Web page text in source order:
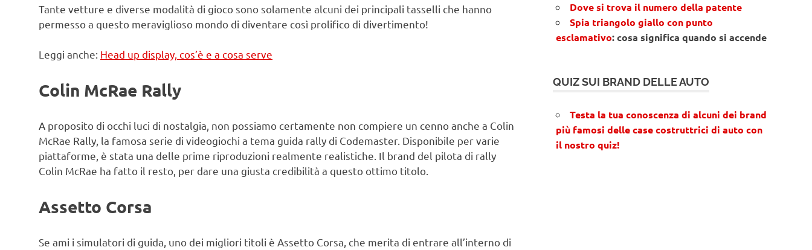
Tante vetture e diverse modalità di gioco sono solamente alcuni dei principali tasselli che hanno
permesso a questo meraviglioso mondo di diventare così prolifico di divertimento!
Leggi anche: Head up display, cos’è e a cosa serve
Colin McRae Rally
A proposito di occhi luci di nostalgia, non possiamo certamente non compiere un cenno anche a Colin
McRae Rally, la famosa serie di videogiochi a tema guida rally di Codemaster. Disponibile per varie
piattaforme, è stata una delle prime riproduzioni realmente realistiche. Il brand del pilota di rally
Colin McRae ha fatto il resto, per dare una giusta credibilità a questo ottimo titolo.
Assetto Corsa
Se ami i simulatori di guida, uno dei migliori titoli è Assetto Corsa, che merita di entrare all’interno di
Dove si trova il numero della patente
Spia triangolo giallo con punto
esclamativo: cosa significa quando si accende
QUIZ SUI BRAND DELLE AUTO
Testa la tua conoscenza di alcuni dei brand
più famosi delle case costruttrici di auto con
il nostro quiz!